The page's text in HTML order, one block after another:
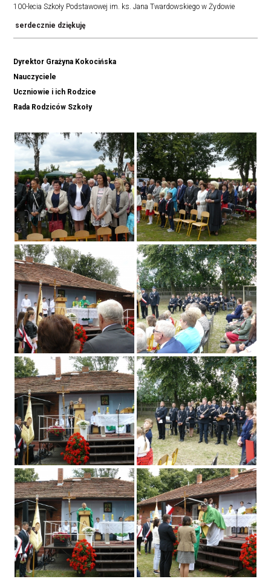
100-lecia Szkoły Podstawowej im. ks. Jana Twardowskiego w Żydowie
serdecznie dziękuję
Dyrektor Grażyna Kokocińska
Nauczyciele
Uczniowie i ich Rodzice
Rada Rodziców Szkoły